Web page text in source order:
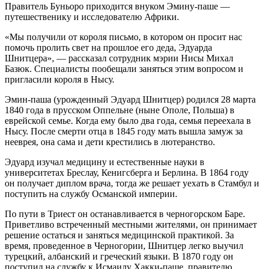
Правитель Буньоро приходится внуком Эмину-паше —
путешественику и исследователю Африки.
«Мы получили от короля письмо, в котором он просит нас
помочь пролить свет на прошлое его деда, Эдуарда
Шнитцера», — рассказал сотрудник мэрии Нисы Михал
Базюк. Специалисты пообещали заняться этим вопросом и
пригласили короля в Нысу.
Эмин-паша (урожденный Эдуард Шнитцер) родился 28 марта
1840 года в прусском Оппельне (ныне Ополе, Польша) в
еврейской семье. Когда ему было два года, семья переехала в
Нысу. После смерти отца в 1845 году мать вышла замуж за
нееврея, она сама и дети крестились в лютеранство.
Эдуард изучал медицину и естественные науки в
университетах Бреслау, Кенигсберга и Берлина. В 1864 году
он получает диплом врача, тогда же решает уехать в Стамбул и
поступить на службу Османской империи.
По пути в Триест он останавливается в черногорском Баре.
Приветливо встреченный местными жителями, он принимает
решение остаться и заняться медицинской практикой. За
время, проведенное в Черногории, Шнитцер легко выучил
турецкий, албанский и греческий языки. В 1870 году он
поступил на службу к Исмаилу Хакки-паше, правителю